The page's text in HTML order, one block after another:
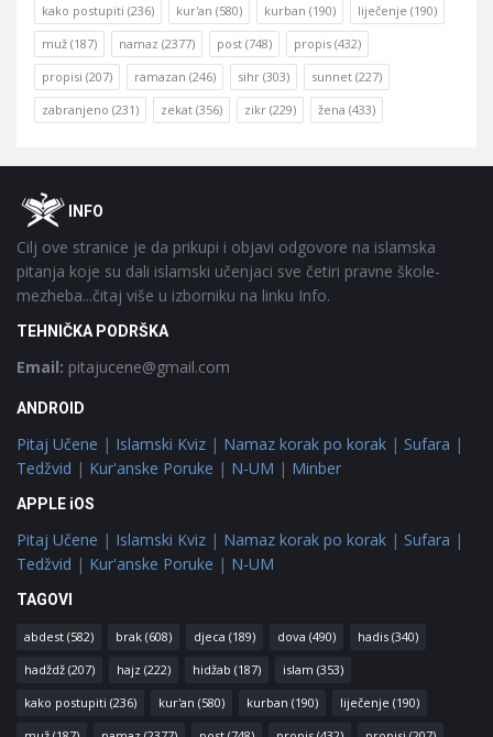
kako postupiti (236) kur'an (580) kurban (190) liječenje (190)
muž (187) namaz (2377) post (748) propis (432)
propisi (207) ramazan (246) sihr (303) sunnet (227)
zabranjeno (231) zekat (356) zikr (229) žena (433)
FooterOINFO
Cilj ove stranice je da prikupi i objavi odgovore na islamska
pitanja koje su dali islamski učenjaci sve četiri pravne škole-
mezheba...čitaj više u izborniku na linku Info.
TEHNIČKA PODRŠKA
Email: pitajucene@gmail.com
ANDROID
Pitaj Učene | Islamski Kviz | Namaz korak po korak | Sufara |
Tedžvid | Kur'anske Poruke | N-UM | Minber
APPLE iOS
Pitaj Učene | Islamski Kviz | Namaz korak po korak | Sufara |
Tedžvid | Kur'anske Poruke | N-UM
TAGOVI
abdest (582) brak (608) djeca (189) dova (490) hadis (340)
hadždž (207) hajz (222) hidžab (187) islam (353)
kako postupiti (236) kur'an (580) kurban (190) liječenje (190)